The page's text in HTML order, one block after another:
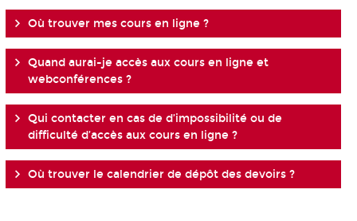
Où trouver mes cours en ligne ?
Quand aurai-je accès aux cours en ligne et
webconférences ?
Qui contacter en cas de d’impossibilité ou de
difficulté d’accès aux cours en ligne ?
Où trouver le calendrier de dépôt des devoirs ?